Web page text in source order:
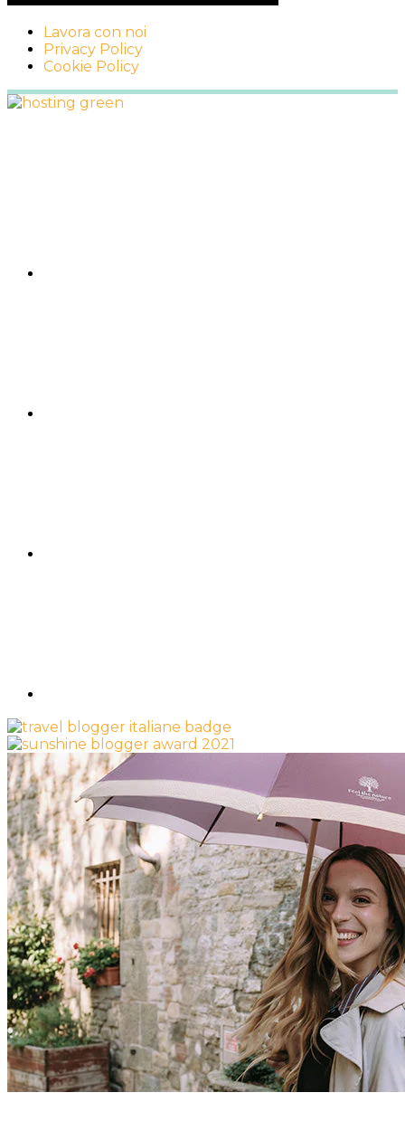
Lavora con noi
Privacy Policy
Cookie Policy
Footer